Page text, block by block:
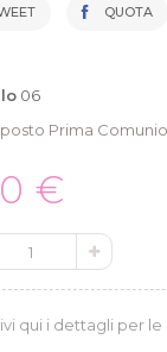
QUOTA
06
Prima
€